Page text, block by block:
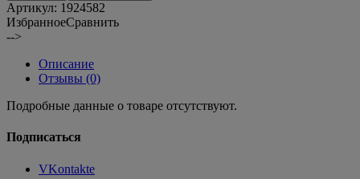
Артикул: 1924582
ИзбранноеСравнить
-->
Описание
Отзывы (0)
Подробные данные о товаре отсутствуют.
Подписаться
VKontakte